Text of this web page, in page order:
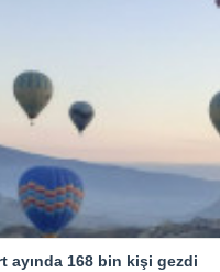
ayında 168 bin kişi gezdi